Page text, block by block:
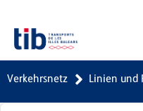
Verkehrsnetz Linien und